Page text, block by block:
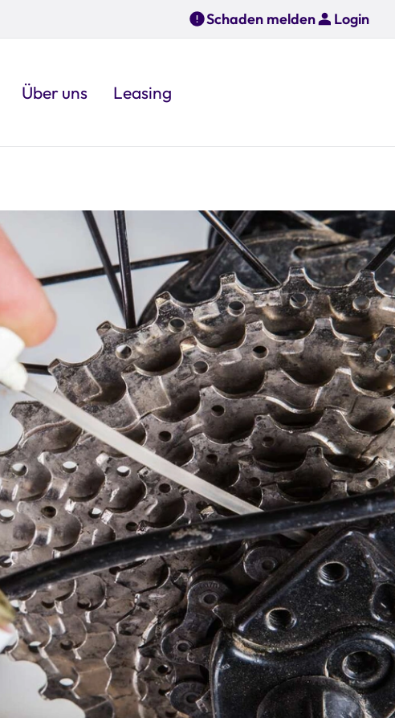
Schaden melden Login
Über uns Leasing